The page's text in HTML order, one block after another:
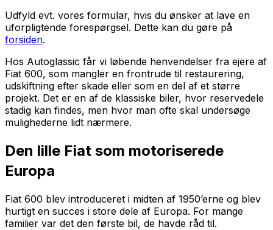
Udfyld evt. vores formular, hvis du ønsker at lave en
uforpligtende forespørgsel. Dette kan du gøre på
forsiden.
Hos Autoglassic får vi løbende henvendelser fra ejere af
Fiat 600, som mangler en frontrude til restaurering,
udskiftning efter skade eller som en del af et større
projekt. Det er en af de klassiske biler, hvor reservedele
stadig kan findes, men hvor man ofte skal undersøge
mulighederne lidt nærmere.
Den lille Fiat som motoriserede
Europa
Fiat 600 blev introduceret i midten af 1950’erne og blev
hurtigt en succes i store dele af Europa. For mange
familier var det den første bil, de havde råd til.